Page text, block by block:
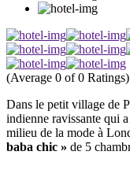
(Average 0 of 0 Ratings)
Dans le petit village de
indienne ravissante qui
milieu de la mode à
baba chic » de 5